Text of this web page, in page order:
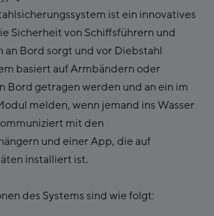
ist ein innovatives
Sicherheit von Schiffsführern und
an Bord sorgt und vor Diebstahl
basiert auf Armbändern oder
Bord getragen werden und an ein im
melden, wenn jemand ins Wasser
mit den
und einer App, die auf
installiert ist.
des Systems sind wie folgt: